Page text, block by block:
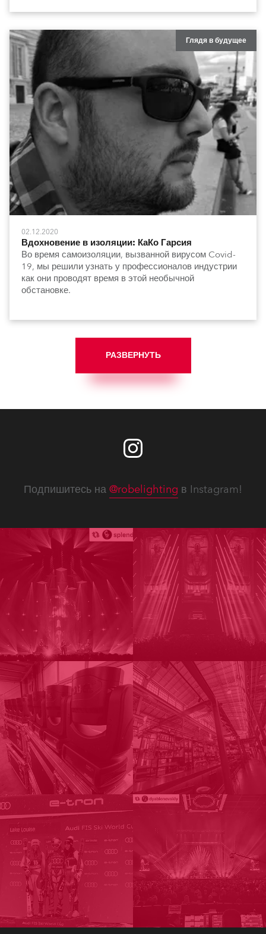
Глядя в будущее
02.12.2020
Вдохновение в изоляции: КаКо Гарсия
Во время самоизоляции, вызванной вирусом Covid-
19, мы решили узнать у профессионалов индустрии
как они проводят время в этой необычной
обстановке.
РАЗВЕРНУТЬ
Подпишитесь на @robelighting в Instagram!